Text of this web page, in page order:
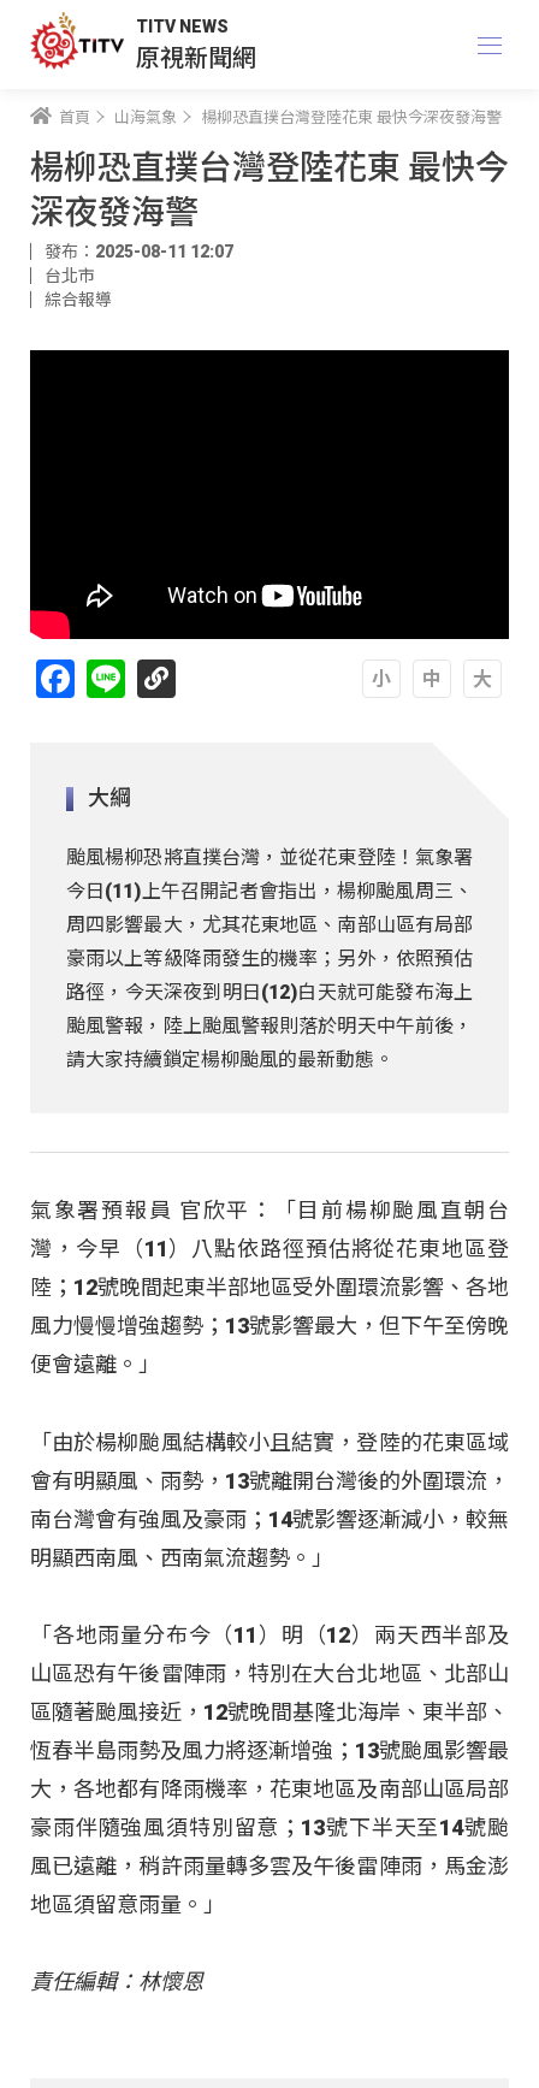
TITV NEWS
原視新聞網
首頁 山海氣象 楊柳恐直撲台灣登陸花東 最快今深夜發海警
楊柳恐直撲台灣登陸花東 最快今
深夜發海警
發布：2025-08-11 12:07
台北市
綜合報導
Facebook
Line
大綱
颱風楊柳恐將直撲台灣，並從花東登陸！氣象署
今日(11)上午召開記者會指出，楊柳颱風周三、
周四影響最大，尤其花東地區、南部山區有局部
豪雨以上等級降雨發生的機率；另外，依照預估
路徑，今天深夜到明日(12)白天就可能發布海上
颱風警報，陸上颱風警報則落於明天中午前後，
請大家持續鎖定楊柳颱風的最新動態。
氣象署預報員 官欣平：「目前楊柳颱風直朝台
灣，今早（11）八點依路徑預估將從花東地區登
陸；12號晚間起東半部地區受外圍環流影響、各地
風力慢慢增強趨勢；13號影響最大，但下午至傍晚
便會遠離。」
「由於楊柳颱風結構較小且結實，登陸的花東區域
會有明顯風、雨勢，13號離開台灣後的外圍環流，
南台灣會有強風及豪雨；14號影響逐漸減小，較無
明顯西南風、西南氣流趨勢。」
「各地雨量分布今（11）明（12）兩天西半部及
山區恐有午後雷陣雨，特別在大台北地區、北部山
區隨著颱風接近，12號晚間基隆北海岸、東半部、
恆春半島雨勢及風力將逐漸增強；13號颱風影響最
大，各地都有降雨機率，花東地區及南部山區局部
豪雨伴隨強風須特別留意；13號下半天至14號颱
風已遠離，稍許雨量轉多雲及午後雷陣雨，馬金澎
地區須留意雨量。」
責任編輯：林懷恩